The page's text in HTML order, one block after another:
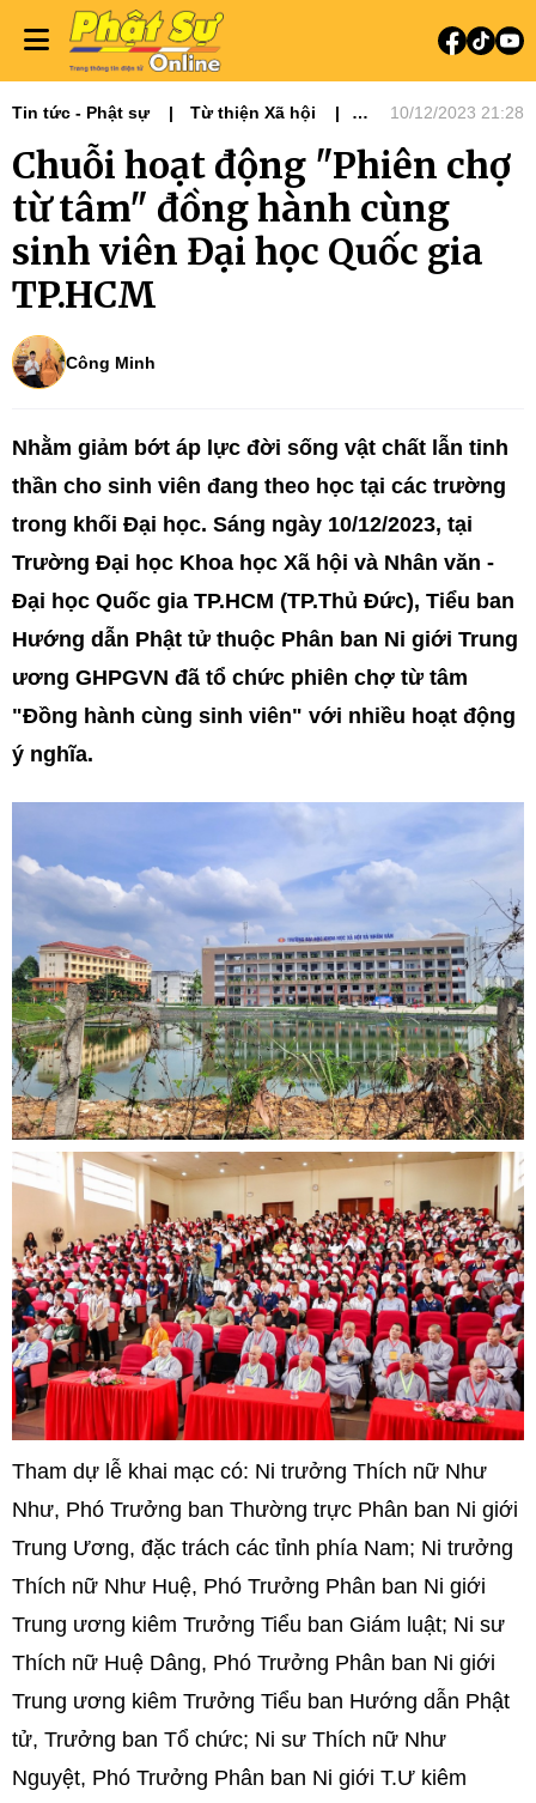
Tin tức - Phật sự
Từ thiện Xã hội
Phật giáo TP. HCM
Ni giới
10/12/2023 21:28
Chuỗi hoạt động "Phiên chợ
từ tâm" đồng hành cùng
sinh viên Đại học Quốc gia
TP.HCM
Công Minh
Nhằm giảm bớt áp lực đời sống vật chất lẫn tinh
thần cho sinh viên đang theo học tại các trường
trong khối Đại học. Sáng ngày 10/12/2023, tại
Trường Đại học Khoa học Xã hội và Nhân văn -
Đại học Quốc gia TP.HCM (TP.Thủ Đức), Tiểu ban
Hướng dẫn Phật tử thuộc Phân ban Ni giới Trung
ương GHPGVN đã tổ chức phiên chợ từ tâm
"Đồng hành cùng sinh viên" với nhiều hoạt động
ý nghĩa.
Tham dự lễ khai mạc có: Ni trưởng Thích nữ Như
Như, Phó Trưởng ban Thường trực Phân ban Ni giới
Trung Ương, đặc trách các tỉnh phía Nam; Ni trưởng
Thích nữ Như Huệ, Phó Trưởng Phân ban Ni giới
Trung ương kiêm Trưởng Tiểu ban Giám luật; Ni sư
Thích nữ Huệ Dâng, Phó Trưởng Phân ban Ni giới
Trung ương kiêm Trưởng Tiểu ban Hướng dẫn Phật
tử, Trưởng ban Tổ chức; Ni sư Thích nữ Như
Nguyệt, Phó Trưởng Phân ban Ni giới T.Ư kiêm